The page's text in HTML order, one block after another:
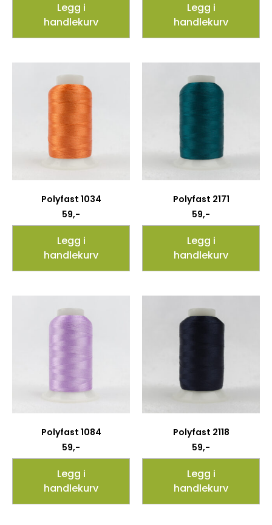
Legg i
handlekurv
Legg i
handlekurv
Polyfast 1034
59,-
Legg i
handlekurv
Polyfast 2171
59,-
Legg i
handlekurv
Polyfast 1084
59,-
Legg i
handlekurv
Polyfast 2118
59,-
Legg i
handlekurv